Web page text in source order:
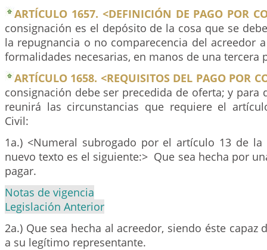
ARTÍCULO 1657. <DEFINICIÓN DE PAGO POR
consignación es el depósito de la cosa que se
la repugnancia o no comparecencia del acreedor
formalidades necesarias, en manos de una tercera
ARTÍCULO 1658. <REQUISITOS DEL PAGO POR
consignación debe ser precedida de oferta; y para
reunirá las circunstancias que requiere el
Civil:
1a.) <Numeral subrogado por el artículo 13 de la
nuevo texto es el siguiente:> Que sea hecha por
pagar.
Notas de vigencia
Legislación Anterior
2a.) Que sea hecha al acreedor, siendo éste capaz
a su legítimo representante.